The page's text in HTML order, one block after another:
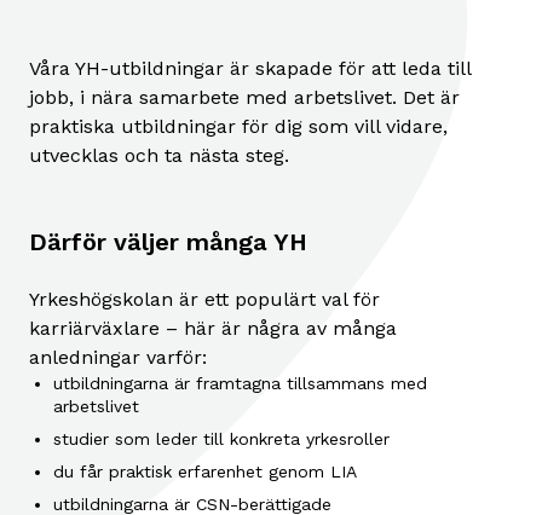
Våra YH-utbildningar är skapade för att leda till
jobb, i nära samarbete med arbetslivet. Det är
praktiska utbildningar för dig som vill vidare,
utvecklas och ta nästa steg.
Därför väljer många YH
Yrkeshögskolan är ett populärt val för
karriärväxlare – här är några av många
anledningar varför:
utbildningarna är framtagna tillsammans med
arbetslivet
studier som leder till konkreta yrkesroller
du får praktisk erfarenhet genom LIA
utbildningarna är CSN-berättigade